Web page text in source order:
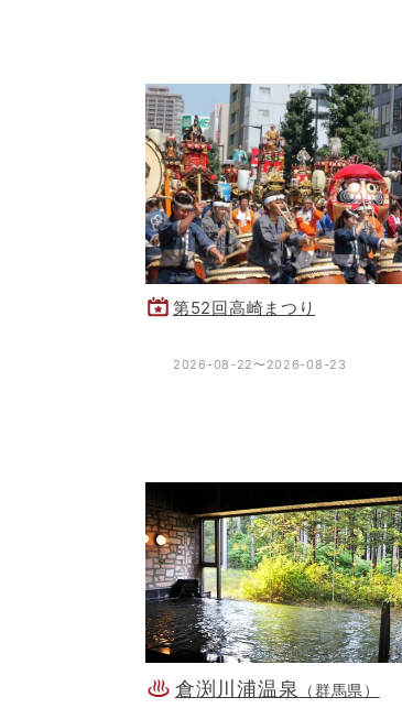
第52回高崎まつり
2026-08-22〜2026-08-23
倉渕川浦温泉 （群馬県）